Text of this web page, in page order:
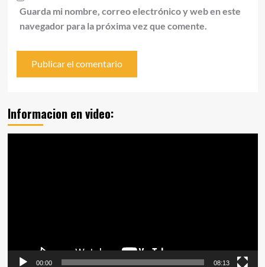
Guarda mi nombre, correo electrónico y web en este
navegador para la próxima vez que comente.
Informacion en video:
00:00 08:13